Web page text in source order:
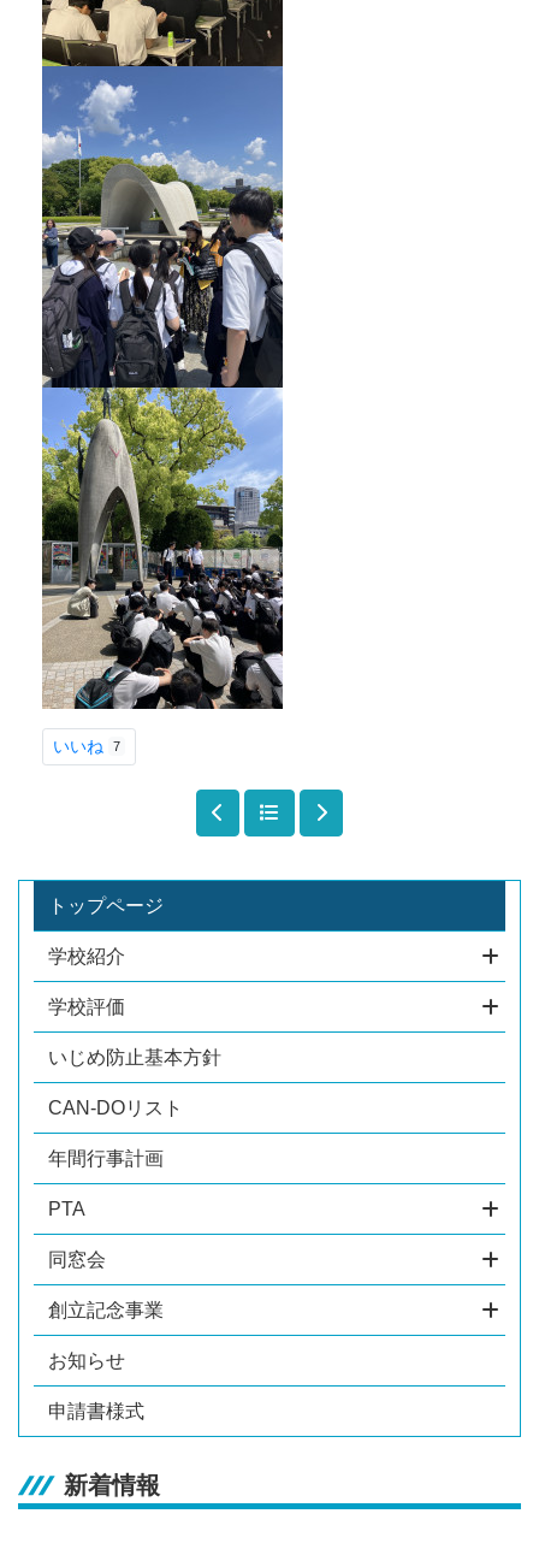
トップページ
学校紹介
学校評価
いじめ防止基本方針
CAN-DOリスト
年間行事計画
PTA
同窓会
創立記念事業
お知らせ
申請書様式
新着情報
いいね 7